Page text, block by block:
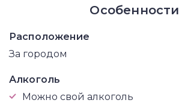
Особенности
Расположение
За городом
Алкоголь
Можно свой алкоголь